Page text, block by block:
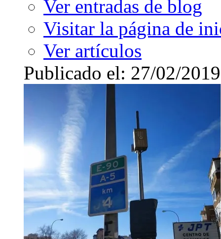
Ver entradas de blog
Visitar la página de
Ver artículos
Publicado el: 27/02/